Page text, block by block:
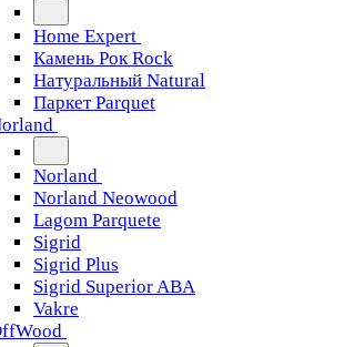
Home Expert
Камень Рок Rock
Натуральный Natural
Паркет Parquet
Norland
Norland Neowood
Lagom Parquete
Sigrid
Sigrid Plus
Sigrid Superior ABA
Vakre